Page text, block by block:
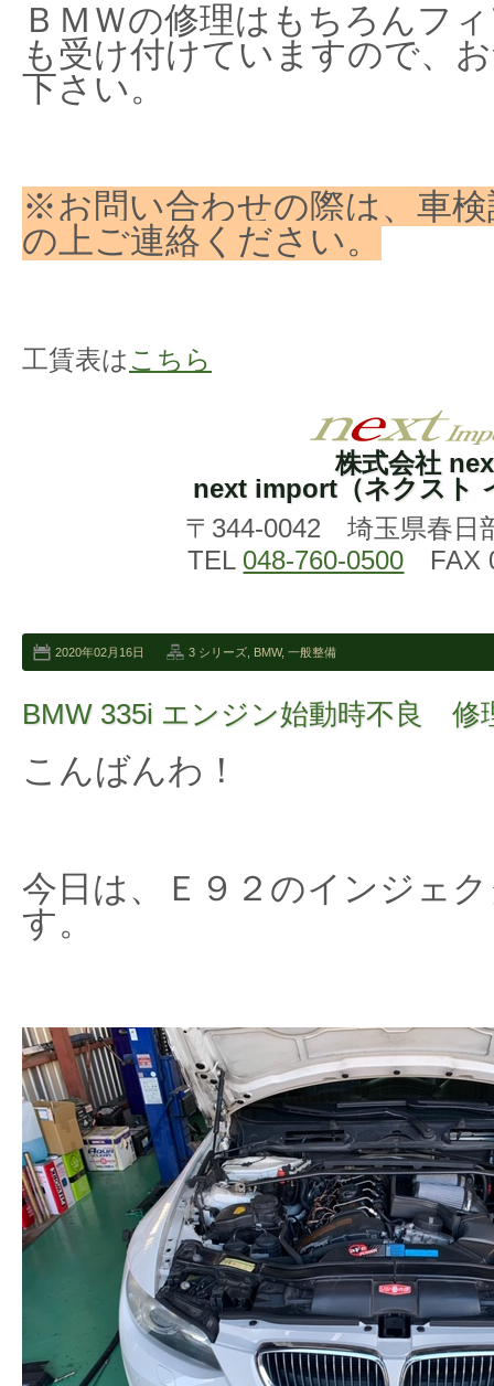
ＢＭＷの修理はもちろんフ
も受け付けていますので、
下さい。
※お問い合わせの際は、車
の上ご連絡ください。
工賃表は こちら
株式会社
next import（ネクスト
〒344-0042 埼玉県春日
TEL 048-760-0500 FAX
2020年02月16日 3 シリーズ BMW, 一般整備
BMW 335i エンジン始動時不良 修
こんばんわ！
今日は、Ｅ９２のインジェ
す。